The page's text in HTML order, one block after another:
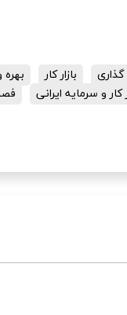
بازار کار
و سرمایه ایرانی